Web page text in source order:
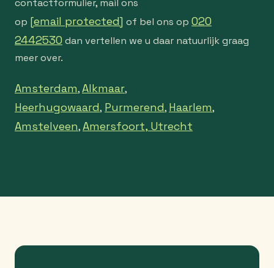
contactformulier, mail ons
op [email protected] of bel ons op 020
2442530 dan vertellen we u daar natuurlijk graag
meer over.
Amsterdam,Alkmaar,
Heerhugowaard, Purmerend, Haarlem,
Amstelveen,Amersfoort, Utrecht